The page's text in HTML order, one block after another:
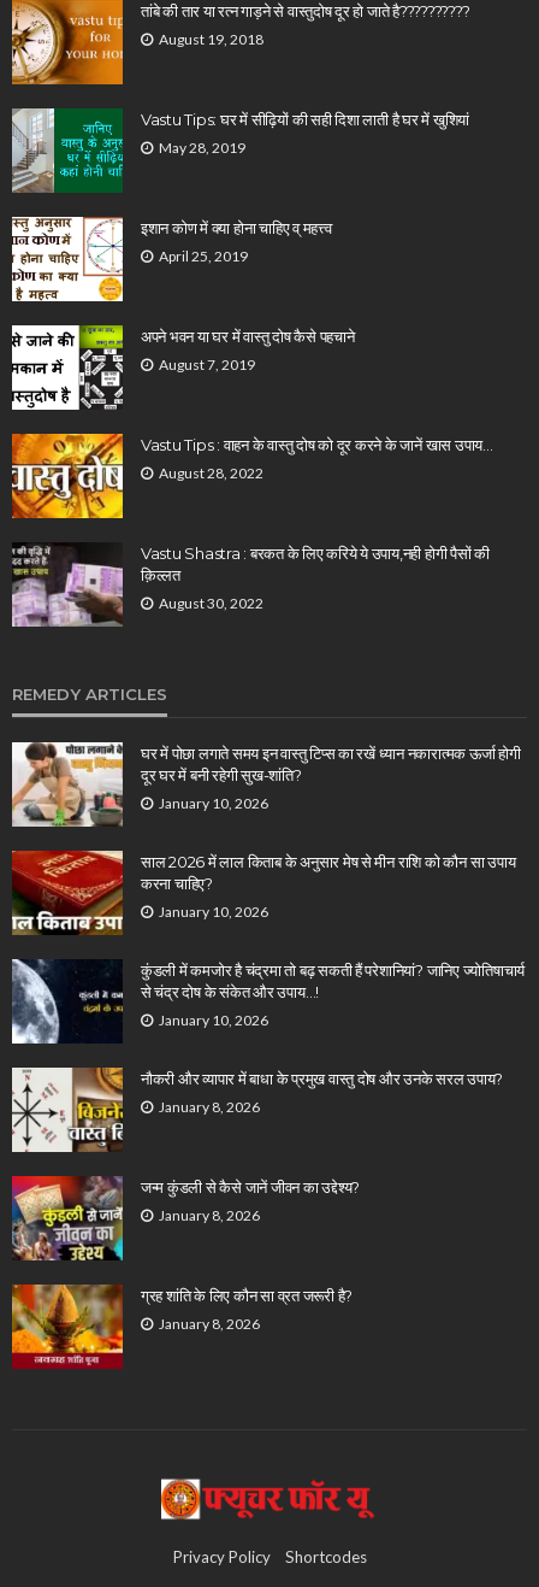
तांबे की तार या रत्न गाड़ने से वास्तुदोष दूर हो जाते है??????????
August 19, 2018
Vastu Tips: घर में सीढ़ियों की सही दिशा लाती है घर में खुशियां
May 28, 2019
इशान कोण में क्या होना चाहिए व् महत्त्व
April 25, 2019
अपने भवन या घर में वास्तु दोष कैसे पहचाने
August 7, 2019
Vastu Tips : वाहन के वास्तु दोष को दूर करने के जानें खास उपाय…
August 28, 2022
Vastu Shastra : बरकत के लिए करिये ये उपाय,नही होगी पैसों की
क़िल्लत
August 30, 2022
REMEDY ARTICLES
घर में पोछा लगाते समय इन वास्तु टिप्स का रखें ध्यान नकारात्मक ऊर्जा होगी
दूर घर में बनी रहेगी सुख-शांति?
January 10, 2026
साल 2026 में लाल किताब के अनुसार मेष से मीन राशि को कौन सा उपाय
करना चाहिए?
January 10, 2026
कुंडली में कमजोर है चंद्रमा तो बढ़ सकती हैं परेशानियां? जानिए ज्योतिषाचार्य
से चंद्र दोष के संकेत और उपाय…!
January 10, 2026
नौकरी और व्यापार में बाधा के प्रमुख वास्तु दोष और उनके सरल उपाय?
January 8, 2026
जन्म कुंडली से कैसे जानें जीवन का उद्देश्य?
January 8, 2026
ग्रह शांति के लिए कौन सा व्रत जरूरी है?
January 8, 2026
Privacy Policy Shortcodes